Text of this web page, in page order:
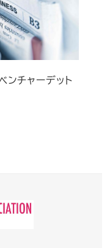
チャーデット